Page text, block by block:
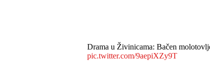
Drama u Živinicama: Bačen
pic.twitter.com/9aepiXZy9T